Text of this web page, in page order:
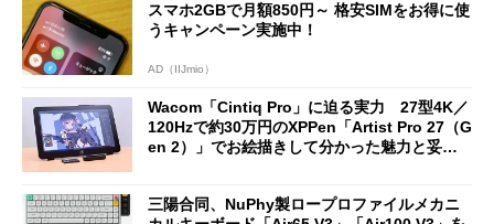
スマホ2GBで月額850円～ 格安SIMをお得に使
うキャンペーン実施中！
AD（IIJmio）
Wacom「Cintiq Pro」に迫る実力 27型4K／
120Hzで約30万円のXPPen「Artist Pro 27（G
en 2）」でお絵描きして分かった魅力と妥協
三陽合同、NuPhy製ロープロファイルメカニ